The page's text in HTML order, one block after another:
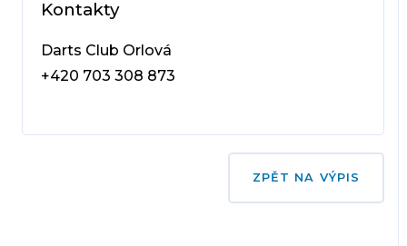
Kontakty
Darts Club Orlová
+420 703 308 873
ZPĚT NA VÝPIS